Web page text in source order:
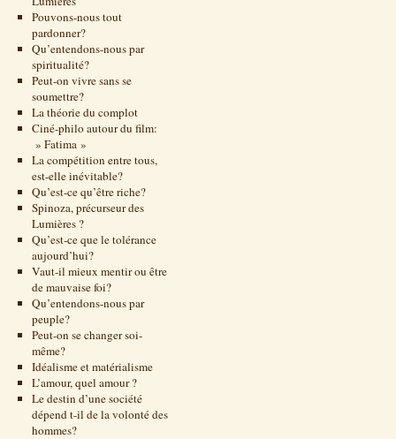
Pouvons-nous tout
pardonner?
Qu’entendons-nous par
spiritualité?
Peut-on vivre sans se
soumettre?
La théorie du complot
Ciné-philo autour du film:
» Fatima »
La compétition entre tous,
est-elle inévitable?
Qu’est-ce qu’être riche?
Spinoza, précurseur des
Lumières ?
Qu’est-ce que le tolérance
aujourd’hui?
Vaut-il mieux mentir ou être
de mauvaise foi?
Qu’entendons-nous par
peuple?
Peut-on se changer soi-
même?
Idéalisme et matérialisme
L’amour, quel amour ?
Le destin d’une société
dépend t-il de la volonté des
hommes?